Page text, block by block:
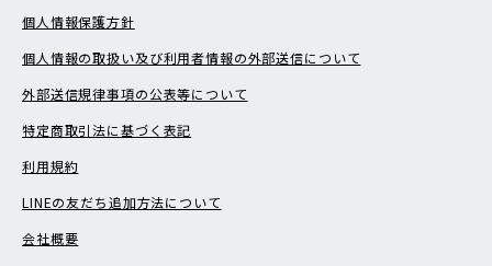
個人情報保護方針
個人情報の取扱い及び利用者情報の外部送信について
外部送信規律事項の公表等について
特定商取引法に基づく表記
利用規約
LINEの友だち追加方法について
会社概要